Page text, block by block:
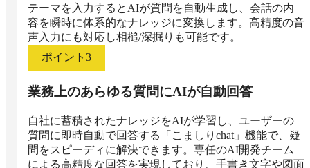
テーマを入力するとAIが質問を自動生成し、会話の内
容を瞬時に体系的なナレッジに変換します。高精度の音
声入力にも対応し相槌/深掘りも可能です。
ポイント 3
業務上のあらゆる質問にAIが自動回答
自社に蓄積されたナレッジをAIが学習し、ユーザーの
質問に即時自動で回答する「こましりchat」機能で、疑
問をスピーディに解決できます。専任のAI開発チーム
による高精度な回答を実現しており、手書き文字や図面